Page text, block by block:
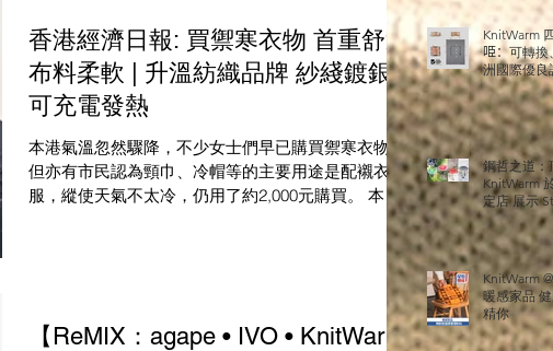
香港經濟日報: 買禦寒衣物 首重舒適
布料柔軟 | 升溫紡織品牌 紗綫鍍銀
可充電發熱
本港氣溫忽然驟降，不少女士們早已購買禦寒衣物，
但亦有市民認為頸巾、冷帽等的主要用途是配襯衣
服，縱使天氣不太冷，仍用了約2,000元購買。 本地
升溫紡織品品牌「暖之織」（KnitWarm）表示，他們
將積極發展品牌合作及開拓海外市場，預期今冬的生
【ReMIX：agape • IVO • KnitWarm
KnitWarm
𠱸：可轉換
洲國際優良
鋼哲之道：
KnitWarm
定店 展示
共暖 創新
KnitWarm
暖感家品
精你